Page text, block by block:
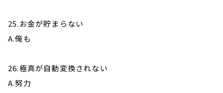
25.お金が貯まらない
A.俺も
26.極真が自動変換されない
A.努力